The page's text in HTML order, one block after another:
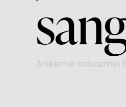
Artiklen er indscannet